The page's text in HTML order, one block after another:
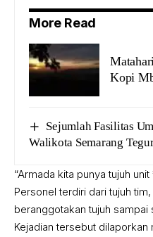
More Read
Kopi
Sejumlah Fasilitas
Walikota Semarang
“Armada kita punya tujuh
Personel terdiri dari tujuh
beranggotakan tujuh sampai
Kejadian tersebut